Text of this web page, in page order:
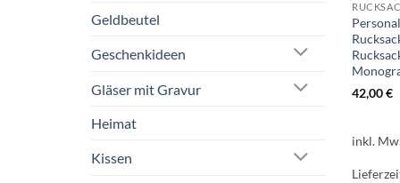
Geldbeutel
Geschenkideen
Gläser mit Gravur
Heimat
Kissen
42,00€
inkl.